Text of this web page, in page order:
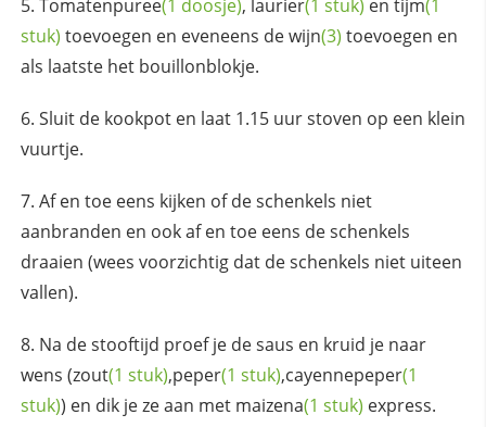
Tomatenpuree(1 doosje), laurier(1 stuk) en tijm(1
stuk) toevoegen en eveneens dewijn(3) toevoegen en
als laatste het bouillonblokje.
Sluit de kookpot en laat 1.15 uur stoven op een klein
vuurtje.
Af en toe eens kijken of de schenkels niet
aanbranden en ook af en toe eens de schenkels
draaien (wees voorzichtig dat de schenkels niet uiteen
vallen).
Na de stooftijd proef je de saus en kruid je naar
wens (zout(1 stuk),peper(1 stuk),cayennepeper(1
stuk)) en dik je ze aan met maizena(1 stuk) express.